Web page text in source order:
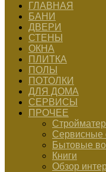
ГЛАВНАЯ
БАНИ
ДВЕРИ
СТЕНЫ
ОКНА
ПЛИТКА
ПОЛЫ
ПОТОЛКИ
ДЛЯ ДОМА
СЕРВИСЫ
ПРОЧЕЕ
Сервисные
Бытовые
Книги
Обзор